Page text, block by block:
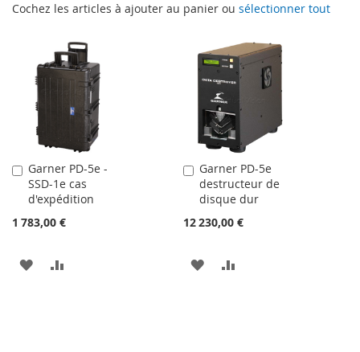
Cochez les articles à ajouter au panier ou sélectionner tout
Garner PD-5e -
SSD-1e cas
d'expédition
1 783,00 €
Ajouter
au
panier
AJOUTER
Garner PD-5e
destructeur de
disque dur
12 230,00 €
Ajouter
au
panier
AJOUTER